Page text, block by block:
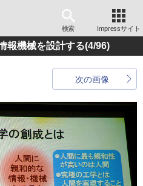
検索 Impressサイト
報機械を設計する(4/96)
次の画像